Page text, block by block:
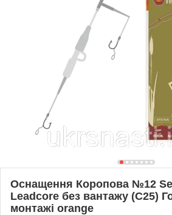
Оснащення Коропова №12
Leadcore без вантажу (C25)
монтажі orange